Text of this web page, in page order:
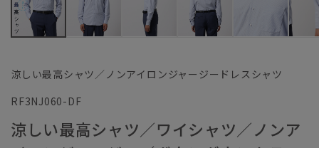
涼しい最高シャツ／ノンアイロンジャージードレスシャツ
RF3NJ060-DF
涼しい最高シャツ／ワイシャツ／ノンア